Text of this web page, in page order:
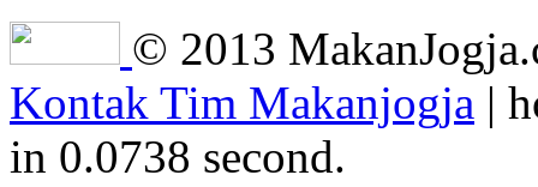
© 2013
Kontak Tim Makanjogja |
in 0.0738 second.